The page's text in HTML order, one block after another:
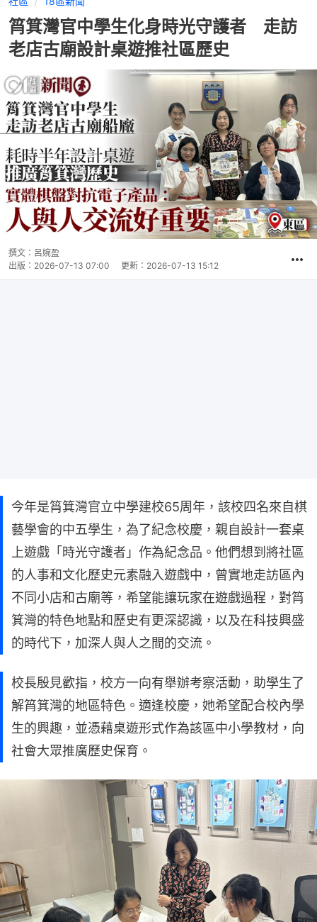
筲箕灣官中學生化身時光守護者 走訪
老店古廟設計桌遊推社區歷史
撰文： 呂婉盈
出版： 2026-07-13 07:00 更新： 2026-07-13 15:12
今年是筲箕灣官立中學建校65周年，該校四名來自棋
藝學會的中五學生，為了紀念校慶，親自設計一套桌
上遊戲「時光守護者」作為紀念品。他們想到將社區
的人事和文化歷史元素融入遊戲中，曾實地走訪區內
不同小店和古廟等，希望能讓玩家在遊戲過程，對筲
箕灣的特色地點和歷史有更深認識，以及在科技興盛
的時代下，加深人與人之間的交流。
校長殷見歡指，校方一向有舉辦考察活動，助學生了
解筲箕灣的地區特色。適逢校慶，她希望配合校內學
生的興趣，並憑藉桌遊形式作為該區中小學教材，向
社會大眾推廣歷史保育。